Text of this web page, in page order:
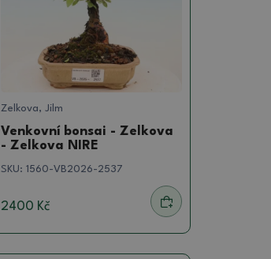
Zelkova, Jilm
Venkovní bonsai - Zelkova
- Zelkova NIRE
SKU:1560-VB2026-2537
2400 Kč